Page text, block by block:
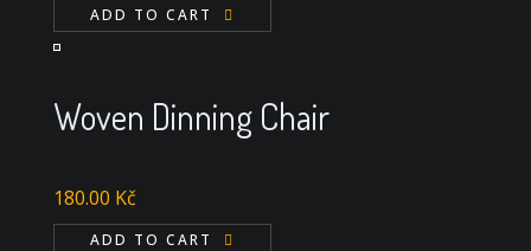
ADD TO CART
Woven Dinning Chair
180.00 Kč
ADD TO CART